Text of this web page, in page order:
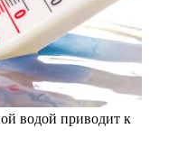
водой приводит к